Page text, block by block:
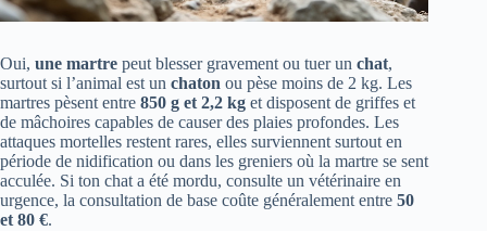
Oui, une martre peut blesser gravement ou tuer un chat,
surtout si l’animal est un chaton ou pèse moins de 2 kg. Les
martres pèsent entre 850 g et 2,2 kg et disposent de griffes et
de mâchoires capables de causer des plaies profondes. Les
attaques mortelles restent rares, elles surviennent surtout en
période de nidification ou dans les greniers où la martre se sent
acculée. Si ton chat a été mordu, consulte un vétérinaire en
urgence, la consultation de base coûte généralement entre 50
et 80 €.